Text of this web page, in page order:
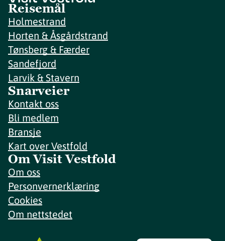
Reisemål
Holmestrand
Horten & Åsgårdstrand
Tønsberg & Færder
Sandefjord
Larvik & Stavern
Snarveier
Kontakt oss
Bli medlem
Bransje
Kart over Vestfold
Om Visit Vestfold
Om oss
Personvernerklæring
Cookies
Om nettstedet